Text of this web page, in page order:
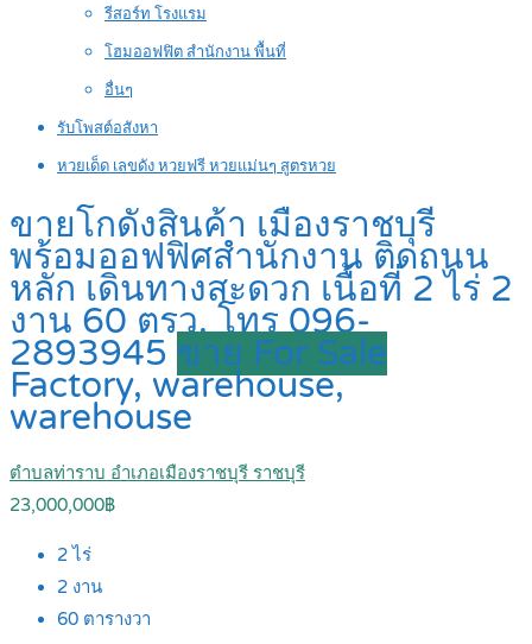
รีสอร์ท โรงแรม
โฮมออฟฟิต สำนักงาน พื้นที่
อื่นๆ
รับโพสต์อสังหา
หวยเด็ด เลขดัง หวยฟรี หวยแม่นๆ สูตรหวย
ขายโกดังสินค้า เมืองราชบุรี
พร้อมออฟฟิศสำนักงาน ติดถนน
หลัก เดินทางสะดวก เนื้อที่ 2 ไร่ 2
งาน 60 ตรว. โทร 096-
2893945 ขาย For Sale
Factory, warehouse,
warehouse
ตำบลท่าราบ อำเภอเมืองราชบุรี ราชบุรี
23,000,000฿
2ไร่
2 งาน
60 ตารางวา